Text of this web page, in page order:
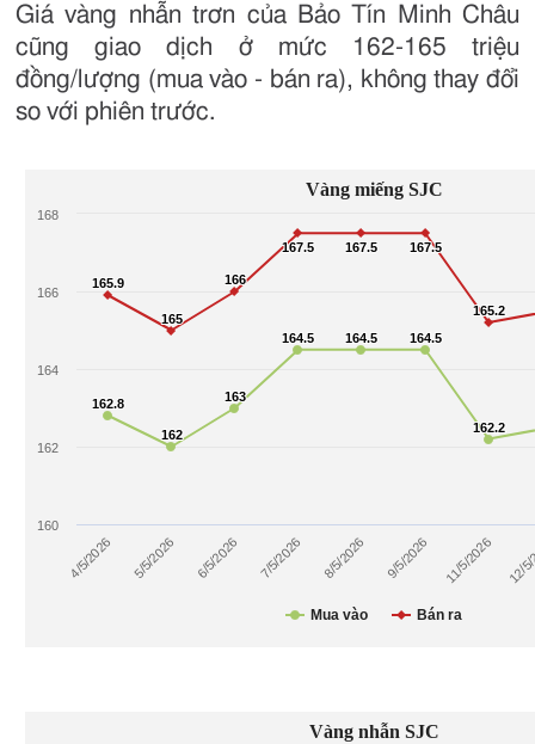
Giá vàng nhẫn trơn của Bảo Tín Minh Châu
cũng giao dịch ở mức 162-165 triệu
đồng/lượng (mua vào - bán ra), không thay đổi
so với phiên trước.